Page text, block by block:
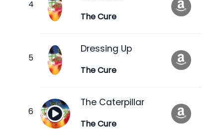
The Cure
Dressing Up
The Cure
The Caterpillar
The Cure